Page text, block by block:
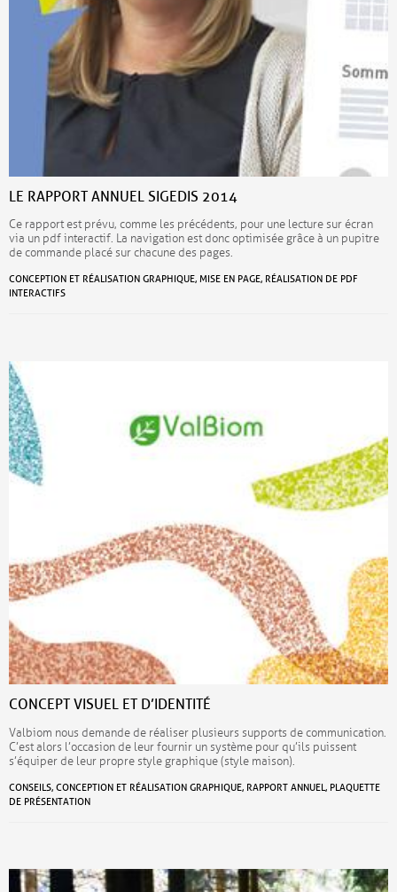
LE RAPPORT ANNUEL SIGEDIS 2014
Ce rapport est prévu, comme les précédents, pour une lecture sur écran
via un pdf interactif. La navigation est donc optimisée grâce à un pupitre
de commande placé sur chacune des pages.
CONCEPTION ET RÉALISATION GRAPHIQUE, MISE EN PAGE, RÉALISATION DE PDF
INTERACTIFS
CONCEPT VISUEL ET D’IDENTITÉ
Valbiom nous demande de réaliser plusieurs supports de communication.
C’est alors l’occasion de leur fournir un système pour qu’ils puissent
s’équiper de leur propre style graphique (style maison).
CONSEILS, CONCEPTION ET RÉALISATION GRAPHIQUE, RAPPORT ANNUEL, PLAQUETTE
DE PRÉSENTATION